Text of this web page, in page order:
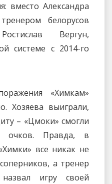
вместо Александра
белорусов
Вергун,
системе с 2014-го
«Химкам»
Хозяева выиграли,
– «Цмоки» смогли
очков. Правда, в
все никак не
а тренер
игру своей